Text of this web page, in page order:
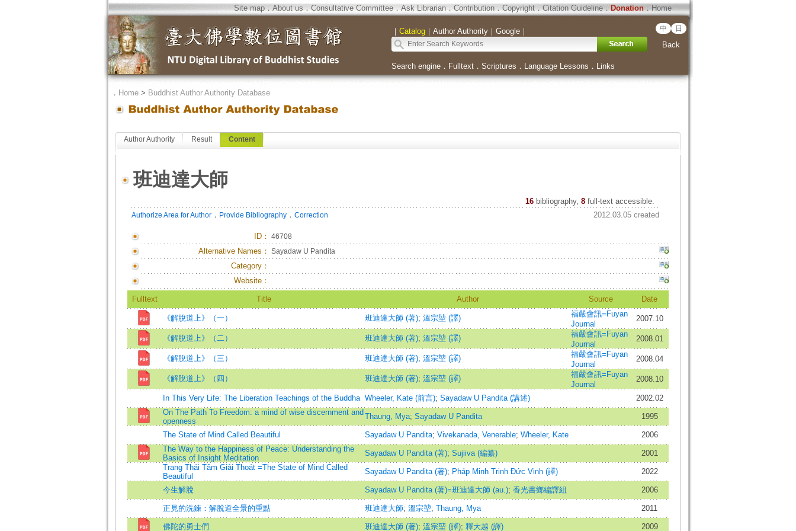
Site map．About us．Consultative Committee．Ask Librarian．Contribution．Copyright．Citation Guideline．Donation．Home
｜ Catalog｜ Author Authority｜ Google｜ 中 日
Back
Search engine． Fulltext． Scriptures ． Language Lessons ． Links
． Home> Buddhist Author Authority Database
Author Authority Result Content
班迪達大師
16 bibliography, 8full-text accessible.
Authorize Area for Author． Provide Bibliography． Correction 2012.03.05 created
ID： 46708
Alternative Names： Sayadaw U Pandita
Category：
Website：
Fulltext Title Author Source Date
《解脫道上》（一） 班迪達大師 (著); 溫宗堃 (譯)
福嚴會訊=Fuyan
Journal
2007.10
《解脫道上》（二） 班迪達大師 (著); 溫宗堃 (譯)
福嚴會訊=Fuyan
Journal
2008.01
《解脫道上》（三） 班迪達大師 (著); 溫宗堃 (譯)
福嚴會訊=Fuyan
Journal
2008.04
《解脫道上》（四） 班迪達大師 (著); 溫宗堃 (譯)
福嚴會訊=Fuyan
Journal
2008.10
In This Very Life: The Liberation Teachings of the Buddha Wheeler, Kate (前言); Sayadaw U Pandita (講述)
2002.02
On The Path To Freedom: a mind of wise discernment and
openness
Thaung, Mya; Sayadaw U Pandita 1995
The State of Mind Called Beautiful Sayadaw U Pandita; Vivekanada, Venerable; Wheeler, Kate
2006
The Way to the Happiness of Peace: Understanding the
Basics of Insight Meditation
Sayadaw U Pandita (著); Sujiiva (編纂)
2001
Trạng Thái Tâm Giải Thoát =The State of Mind Called
Beautiful
Sayadaw U Pandita (著); Pháp Minh Trịnh Đức Vinh (譯) 2022
今生解脫 Sayadaw U Pandita (著)=班迪達大師 (au.); 香光書鄉編譯組 2006
正見的洗鍊：解脫道全景的重點 班迪達大師; 溫宗堃; Thaung, Mya 2011
佛陀的勇士們 班迪達大師 (著); 溫宗堃 (譯); 釋大越 (譯) 2009